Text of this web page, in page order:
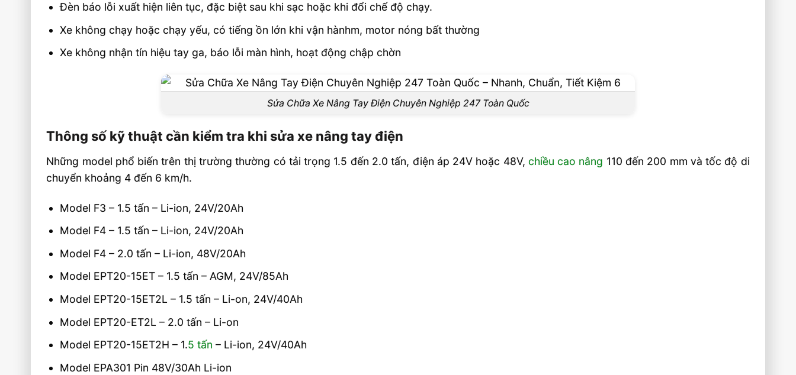
Đèn báo lỗi xuất hiện liên tục, đặc biệt sau khi sạc hoặc khi đổi chế độ chạy.
Xe không chạy hoặc chạy yếu, có tiếng ồn lớn khi vận hànhm, motor nóng bất thường
Xe không nhận tín hiệu tay ga, báo lỗi màn hình, hoạt động chập chờn
Sửa Chữa Xe Nâng Tay Điện Chuyên Nghiệp 247 Toàn Quốc
Thông số kỹ thuật cần kiểm tra khi sửa xe nâng tay điện
Những model phổ biến trên thị trường thường có tải trọng 1.5 đến 2.0 tấn, điện áp 24V hoặc 48V, chiều cao nâng 110 đến 200 mm và tốc độ di
chuyển khoảng 4 đến 6 km/h.
Model F3 – 1.5 tấn – Li-ion, 24V/20Ah
Model F4 – 1.5 tấn – Li-ion, 24V/20Ah
Model F4 – 2.0 tấn – Li-ion, 48V/20Ah
Model EPT20-15ET – 1.5 tấn – AGM, 24V/85Ah
Model EPT20-15ET2L – 1.5 tấn – Li-on, 24V/40Ah
Model EPT20-ET2L – 2.0 tấn – Li-on
Model EPT20-15ET2H – 1.5 tấn – Li-ion, 24V/40Ah
Model EPA301 Pin 48V/30Ah Li-ion